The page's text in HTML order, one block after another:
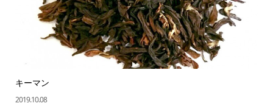
キーマン
2019.10.08